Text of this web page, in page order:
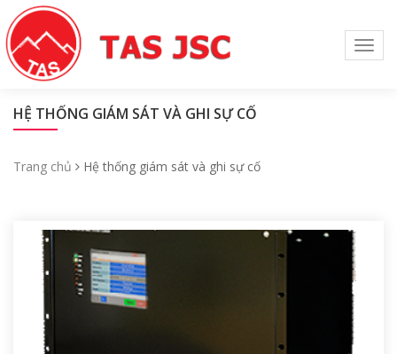
HỆ THỐNG GIÁM SÁT VÀ GHI SỰ CỐ
Trang chủ Hệ thống giám sát và ghi sự cố